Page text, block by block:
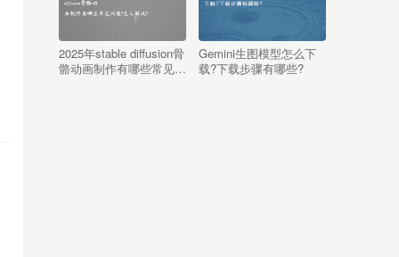
2025年stable diffusion骨
骼动画制作有哪些常见问
Gemini生图模型怎么下
载?下载步骤有哪些?